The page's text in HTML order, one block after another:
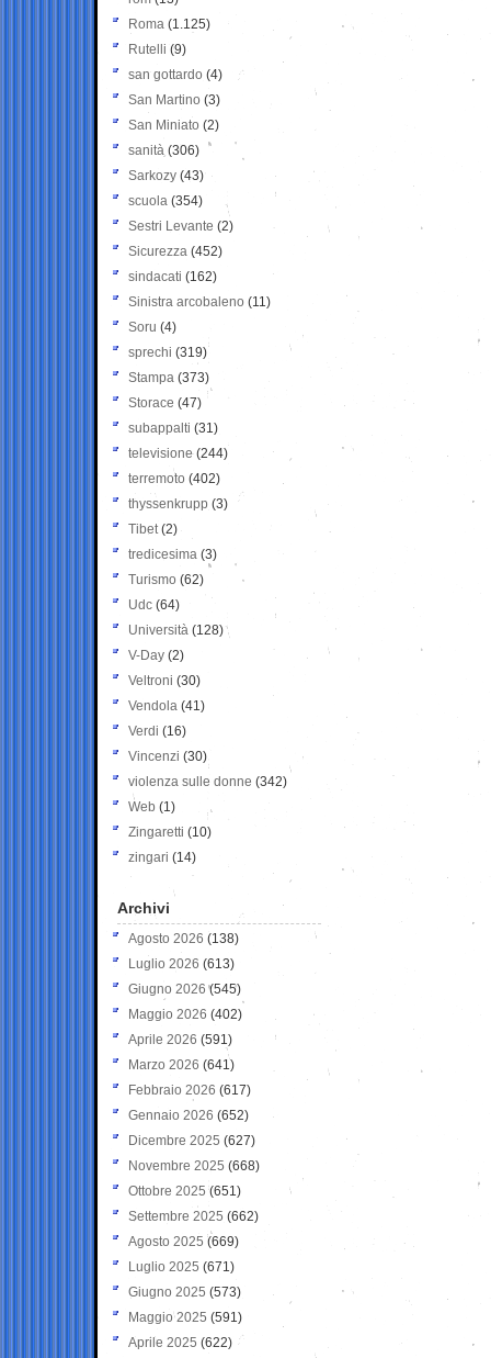
Roma (1.125)
Rutelli (9)
san gottardo (4)
San Martino (3)
San Miniato (2)
sanità (306)
Sarkozy (43)
scuola (354)
Sestri Levante (2)
Sicurezza (452)
sindacati (162)
Sinistra arcobaleno (11)
Soru (4)
sprechi (319)
Stampa (373)
Storace (47)
subappalti (31)
televisione(244)
terremoto (402)
thyssenkrupp (3)
Tibet(2)
tredicesima (3)
Turismo (62)
Udc (64)
Università (128)
V-Day (2)
Veltroni (30)
Vendola (41)
Verdi (16)
Vincenzi (30)
violenza sulle donne (342)
Web (1)
Zingaretti (10)
zingari (14)
Archivi
Agosto 2026 (138)
Luglio 2026 (613)
Giugno 2026 (545)
Maggio 2026 (402)
Aprile 2026 (591)
Marzo 2026 (641)
Febbraio 2026 (617)
Gennaio 2026 (652)
Dicembre 2025 (627)
Novembre 2025 (668)
Ottobre 2025 (651)
Settembre 2025 (662)
Agosto 2025 (669)
Luglio 2025 (671)
Giugno 2025 (573)
Maggio 2025 (591)
Aprile 2025 (622)